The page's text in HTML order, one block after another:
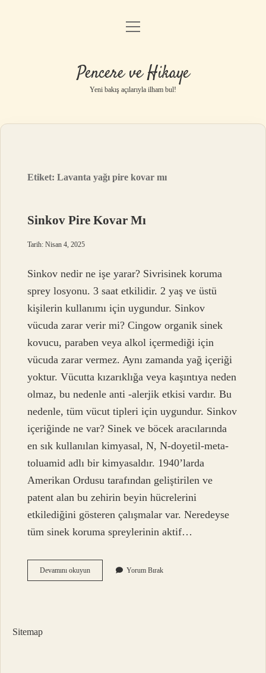
Anasayfa
Yasal Uyarı
menüyü
Pencere ve Hikaye
Yeni bakış açılarıyla ilham bul!
Etiket:Lavanta yağı pire kovar mı
Sinkov Pire Kovar Mı
Tarih: Nisan 4, 2025
Sinkov nedir ne işe yarar? Sivrisinek koruma
sprey losyonu. 3 saat etkilidir. 2 yaş ve üstü
kişilerin kullanımı için uygundur. Sinkov
vücuda zarar verir mi? Cingow organik sinek
kovucu, paraben veya alkol içermediği için
vücuda zarar vermez. Aynı zamanda yağ içeriği
yoktur. Vücutta kızarıklığa veya kaşıntıya neden
olmaz, bu nedenle anti -alerjik etkisi vardır. Bu
nedenle, tüm vücut tipleri için uygundur. Sinkov
içeriğinde ne var? Sinek ve böcek aracılarında
en sık kullanılan kimyasal, N, N-doyetil-meta-
toluamid adlı bir kimyasaldır. 1940’larda
Amerikan Ordusu tarafından geliştirilen ve
patent alan bu zehirin beyin hücrelerini
etkilediğini gösteren çalışmalar var. Neredeyse
tüm sinek koruma spreylerinin aktif…
Devamını okuyunSinkov
Pire
Yorum Bırak
Sitemap